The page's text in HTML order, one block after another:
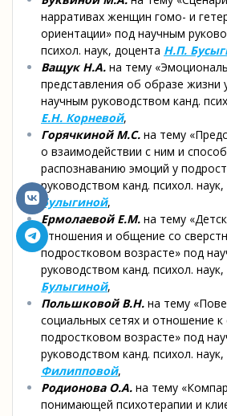
нарративах женщин гомо- и
ориентации» под научным
психол. наук, доцента Н.П.
Ващук Н.А. на тему
представления об образе жизни
научным руководством канд.
Е.Н. Корневой,
Горячкиной М.С. на тему
о взаимодействии с ним и
распознаванию эмоций у
руководством канд. психол.
Булыгиной,
Ермолаевой Е.М. на тему
отношения и общение со
подростковом возрасте» под
руководством канд. психол.
Булыгиной,
Польшковой В.Н. на тему
социальных сетях и отношение к
подростковом возрасте» под
руководством канд. психол.
Филипповой,
Родионова О.А. на тему
понимающей психотерапии и